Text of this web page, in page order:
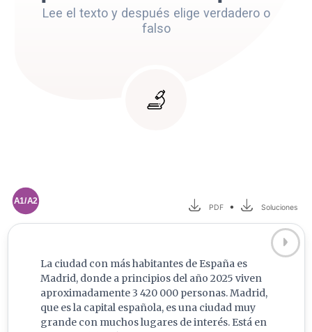
Lee el texto y después elige verdadero o
falso
A1/A2
PDF • Soluciones
La ciudad con más habitantes de España es
Madrid, donde a principios del año 2025 viven
aproximadamente 3 420 000 personas. Madrid,
que es la capital española, es una ciudad muy
grande con muchos lugares de interés. Está en